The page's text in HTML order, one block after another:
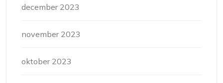
december 2023
november 2023
oktober 2023